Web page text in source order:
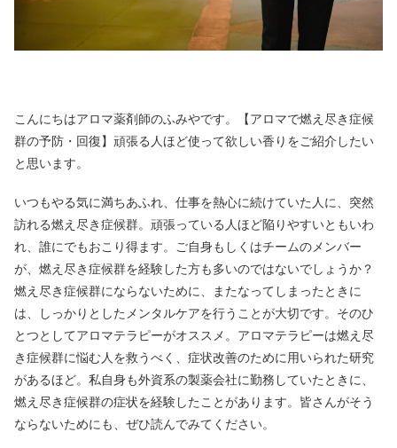
こんにちはアロマ薬剤師のふみやです。【アロマで燃え尽き症候
群の予防・回復】頑張る人ほど使って欲しい香りをご紹介したい
と思います。
いつもやる気に満ちあふれ、仕事を熱心に続けていた人に、突然
訪れる燃え尽き症候群。頑張っている人ほど陥りやすいともいわ
れ、誰にでもおこり得ます。ご自身もしくはチームのメンバー
が、燃え尽き症候群を経験した方も多いのではないでしょうか？
燃え尽き症候群にならないために、またなってしまったときに
は、しっかりとしたメンタルケアを行うことが大切です。そのひ
とつとしてアロマテラピーがオススメ。アロマテラピーは燃え尽
き症候群に悩む人を救うべく、症状改善のために用いられた研究
があるほど。私自身も外資系の製薬会社に勤務していたときに、
燃え尽き症候群の症状を経験したことがあります。皆さんがそう
ならないためにも、ぜひ読んでみてください。